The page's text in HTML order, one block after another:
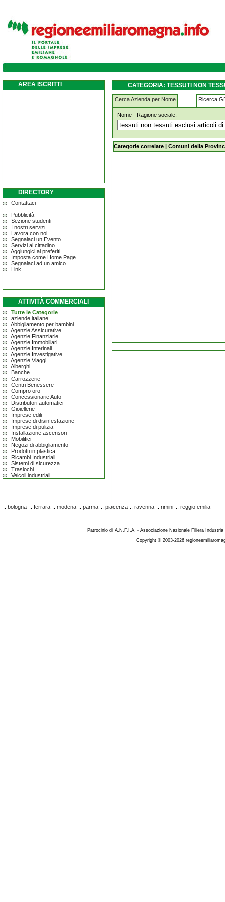
tessuti-non-tessuti-esclusi-articoli-di-
AREA ISCRITTI
DIRECTORY
Contattaci
Pubblicità
Sezione studenti
I nostri servizi
Lavora con noi
Segnalaci un Evento
Servizi al cittadino
Aggiungici ai preferiti
Imposta come Home Page
Segnalaci ad un amico
Link
ATTIVITÀ COMMERCIALI
Tutte le Categorie
aziende italiane
Abbigliamento per bambini
Agenzie Assicurative
Agenzie Finanziarie
Agenzie Immobiliari
Agenzie Interinali
Agenzie Investigative
Agenzie Viaggi
Alberghi
Banche
Carrozzerie
Centri Benessere
Compro oro
Concessionarie Auto
Distributori automatici
Gioiellerie
Imprese edili
Imprese di disinfestazione
Imprese di pulizia
Installazione ascensori
Mobilifici
Negozi di abbigliamento
Prodotti in plastica
Ricambi Industriali
Sistemi di sicurezza
Traslochi
Veicoli industriali
CATEGORIA: TESSUTI NON
Cerca Azienda per Nome Ricerca
Nome - Ragione sociale:
tessuti-non-tessuti-esclusi-articoli-
Categorie correlate | Comuni della
:: bologna :: ferrara :: modena :: parma :: piacenza :: ravenna :: rimini :: reggio emilia
Patrocinio di A.N.F.I.A. - Associazione Nazionale Filiera
Copyright © 2003-2026